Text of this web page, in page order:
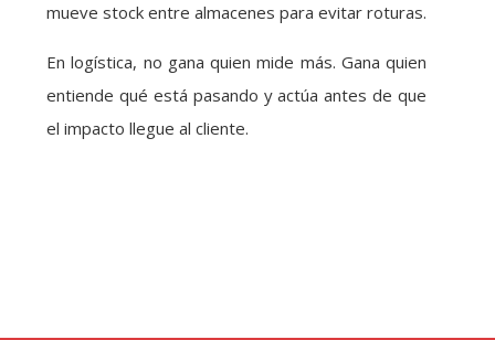
mueve stock entre almacenes para evitar roturas.
En logística, no gana quien mide más. Gana quien
entiende qué está pasando y actúa antes de que
el impacto llegue al cliente.